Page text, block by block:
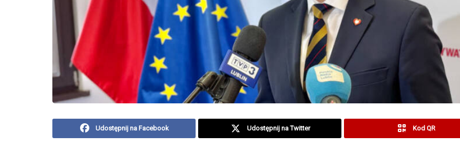
Udostępnij na Facebook Udostępnij na Twitter Kod QR